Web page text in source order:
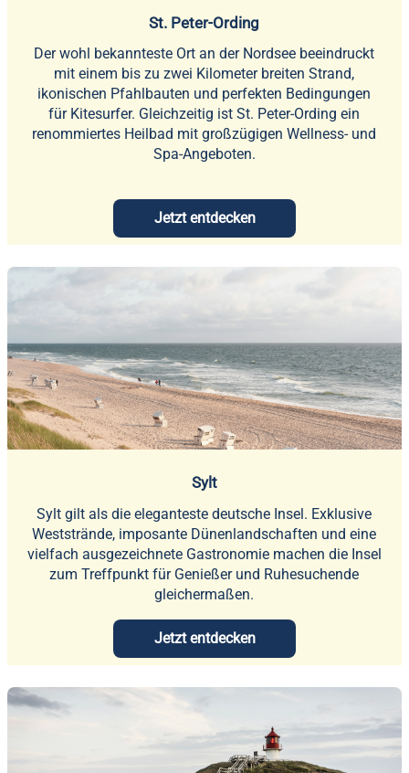
St. Peter-Ording
Der wohl bekannteste Ort an der Nordsee beeindruckt
mit einem bis zu zwei Kilometer breiten Strand,
ikonischen Pfahlbauten und perfekten Bedingungen
für Kitesurfer. Gleichzeitig ist St. Peter-Ording ein
renommiertes Heilbad mit großzügigen Wellness- und
Spa-Angeboten.
Jetzt entdecken
Sylt
Sylt gilt als die eleganteste deutsche Insel. Exklusive
Weststrände, imposante Dünenlandschaften und eine
vielfach ausgezeichnete Gastronomie machen die Insel
zum Treffpunkt für Genießer und Ruhesuchende
gleichermaßen.
Jetzt entdecken